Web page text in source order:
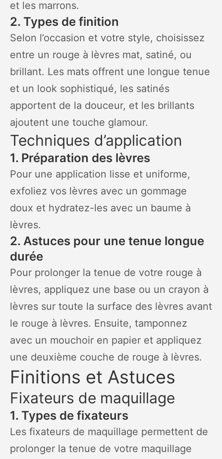
et les marrons.
2. Types de finition
Selon l’occasion et votre style, choisissez
entre un rouge à lèvres mat, satiné, ou
brillant. Les mats offrent une longue tenue
et un look sophistiqué, les satinés
apportent de la douceur, et les brillants
ajoutent une touche glamour.
Techniques d’application
1. Préparation des lèvres
Pour une application lisse et uniforme,
exfoliez vos lèvres avec un gommage
doux et hydratez-les avec un baume à
lèvres.
2. Astuces pour une tenue longue
durée
Pour prolonger la tenue de votre rouge à
lèvres, appliquez une base ou un crayon à
lèvres sur toute la surface des lèvres avant
le rouge à lèvres. Ensuite, tamponnez
avec un mouchoir en papier et appliquez
une deuxième couche de rouge à lèvres.
Finitions et Astuces
Fixateurs de maquillage
1. Types de fixateurs
Les fixateurs de maquillage permettent de
prolonger la tenue de votre maquillage